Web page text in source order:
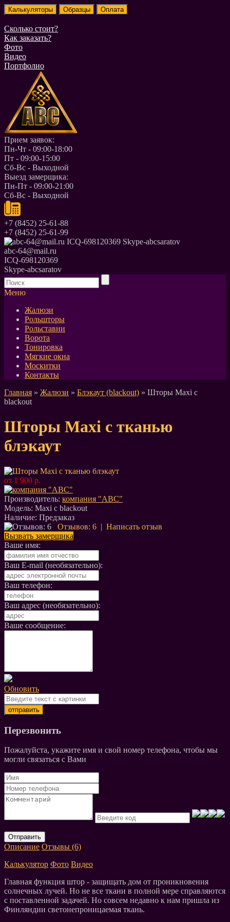
Сколько стоит?
Как заказать?
Фото
Видео
Портфолио
Прием заявок:
Пн-Чт - 09:00-18:00
Пт - 09:00-15:00
Сб-Вс - Выходной
Выезд замерщика:
Пн-Пт - 09:00-21:00
Сб-Вс - Выходной
+7 (8452) 25-61-88
+7 (8452) 25-61-99
abc-64@mail.ru
ICQ-698120369
Skype-abcsaratov
Меню
Жалюзи
Рольшторы
Рольставни
Ворота
Тонировка
Мягкие окна
Москитки
Контакты
Главная » Жалюзи » Блэкаут (blackout) » Шторы Maxi c
blackout
Шторы Maxi с тканью
блэкаут
от 1 900 р.
Производитель: компания "АВС"
Модель: Maxi c blackout
Наличие: Предзаказ
Отзывов: 6 | Написать отзыв
Вызвать замерщика
Ваше имя:
Ваш E-mail (необязательно):
Ваш телефон:
Ваш адрес (необязательно):
Ваше сообщение:
Обновить
Перезвонить
Пожалуйста, укажите имя и свой номер телефона, чтобы мы
могли связаться с Вами
Отправить
Описание Отзывы (6)
Калькулятор Фото Видео
Главная функция штор - защищать дом от проникновения
солнечных лучей. Но не все ткани в полной мере справляются
с поставленной задачей. Но совсем недавно к нам пришла из
Финляндии светонепроницаемая ткань.